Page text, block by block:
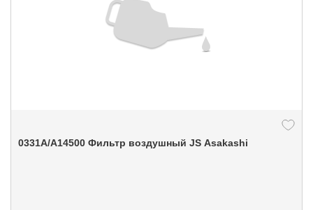
0331А/A14500 Фильтр воздушный JS Asakashi